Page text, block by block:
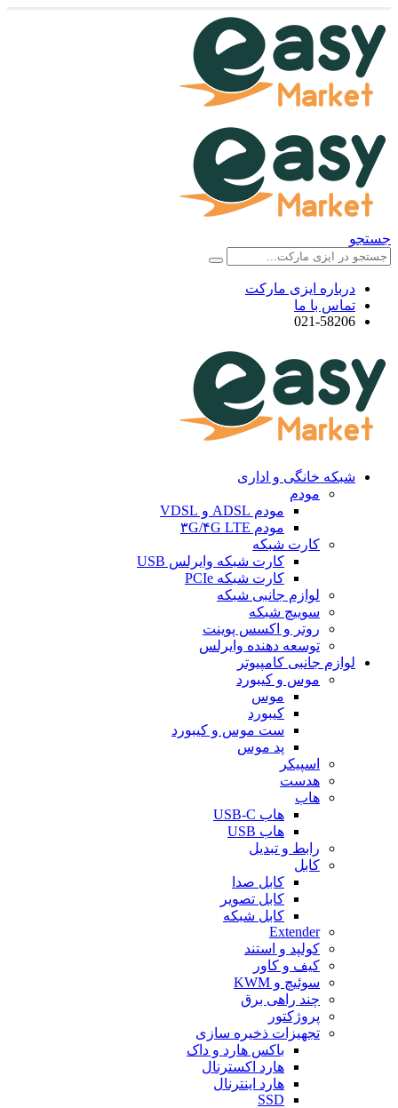
جستجو
درباره ایزی مارکت
تماس با ما
021-58206
شبکه خانگی و اداری
مودم
مودم ADSL و VDSL
مودم ۳G/۴G LTE
کارت شبکه
کارت شبکه وایرلس USB
کارت شبکه PCIe
لوازم جانبی شبکه
سوییچ شبکه
روتر و اکسس پوینت
توسعه دهنده وایرلس
لوازم جانبی کامپیوتر
موس و کیبورد
موس
کیبورد
ست موس و کیبورد
پد موس
اسپیکر
هدست
هاب
هاب USB-C
هاب USB
رابط و تبدیل
کابل
کابل صدا
کابل تصویر
کابل شبکه
Extender
کولپد و استند
کیف و کاور
سوئیچ و KWM
چند راهی برق
پروژکتور
تجهیزات ذخیره سازی
باکس هارد و داک
هارد اکسترنال
هارد اینترنال
SSD